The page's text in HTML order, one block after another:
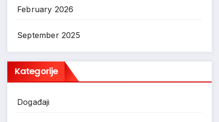
February 2026
September 2025
Kategorije
Događaji